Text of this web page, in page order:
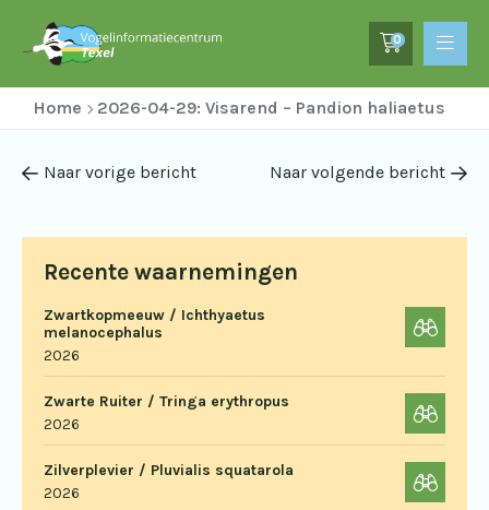
0
Home 2026-04-29: Visarend – Pandion haliaetus
Recente waarnemingen
Zwartkopmeeuw / Ichthyaetus
melanocephalus
2026
Zwarte Ruiter / Tringa erythropus
2026
Zilverplevier / Pluvialis squatarola
2026
Naar vorige bericht Naar volgende bericht